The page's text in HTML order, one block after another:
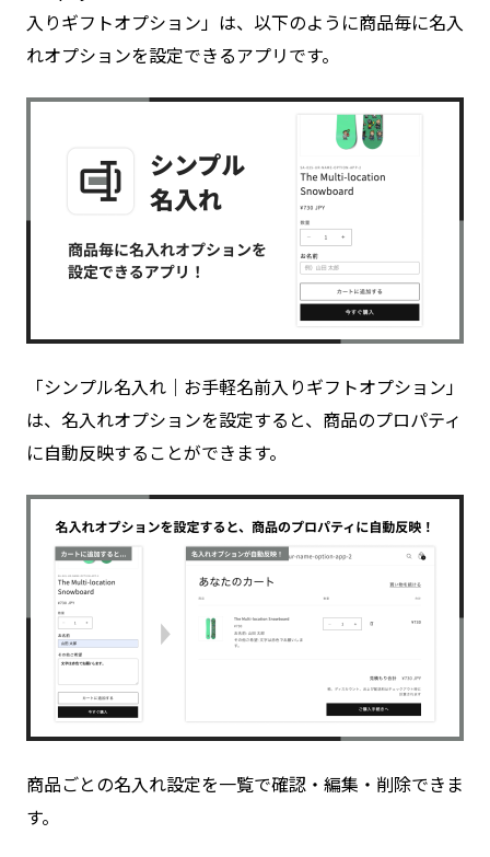
入りギフトオプション」は、以下のように商品毎に名入
れオプションを設定できるアプリです。
「シンプル名入れ｜お手軽名前入りギフトオプション」
は、名入れオプションを設定すると、商品のプロパティ
に自動反映することができます。
商品ごとの名入れ設定を一覧で確認・編集・削除できま
す。